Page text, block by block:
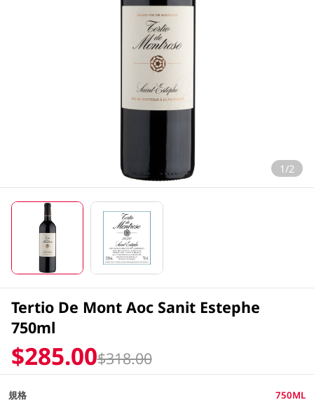
1/2
Tertio De Mont Aoc Sanit Estephe
750ml
$285.00$318.00
規格 750ML